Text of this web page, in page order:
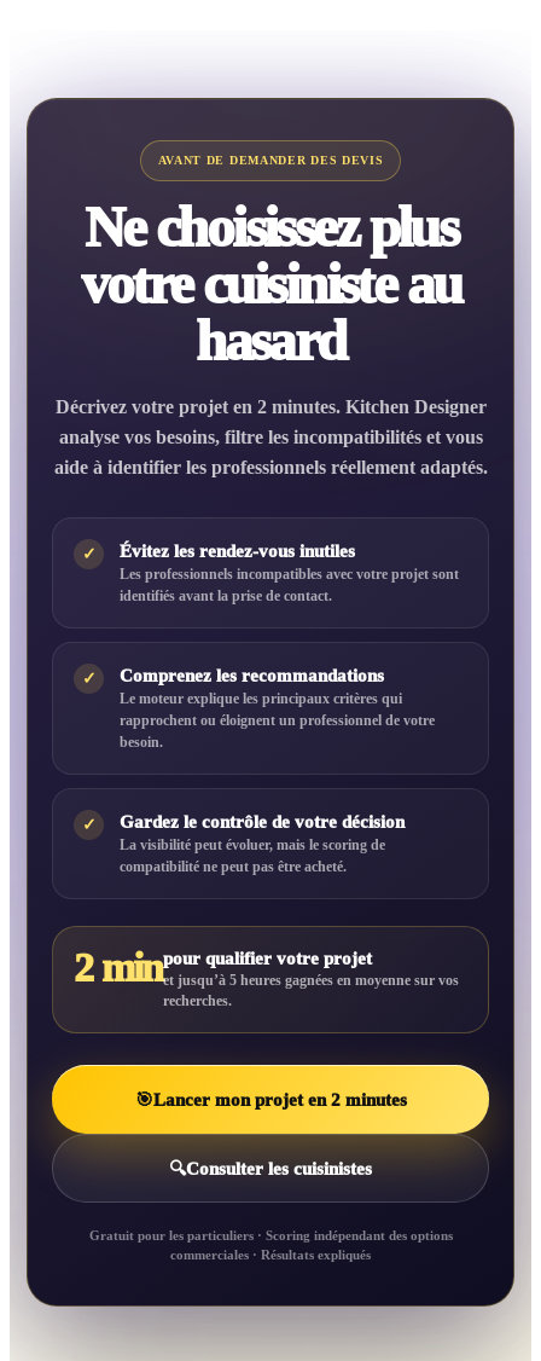
AVANT DE DEMANDER DES DEVIS
Ne choisissez plus
votre cuisiniste au
hasard
Décrivez votre projet en 2 minutes. Kitchen Designer
analyse vos besoins, filtre les incompatibilités et vous
aide à identifier les professionnels réellement adaptés.
✓ Évitez les rendez-vous inutiles
Les professionnels incompatibles avec votre projet sont
identifiés avant la prise de contact.
✓ Comprenez les recommandations
Le moteur explique les principaux critères qui
rapprochent ou éloignent un professionnel de votre
besoin.
✓ Gardez le contrôle de votre décision
La visibilité peut évoluer, mais le scoring de
compatibilité ne peut pas être acheté.
2 minpour qualifier votre projet
et jusqu’à 5 heures gagnées en moyenne sur vos
recherches.
🎯Lancer mon projet en 2 minutes
🔍Consulter les cuisinistes
Gratuit pour les particuliers · Scoring indépendant des options
commerciales · Résultats expliqués